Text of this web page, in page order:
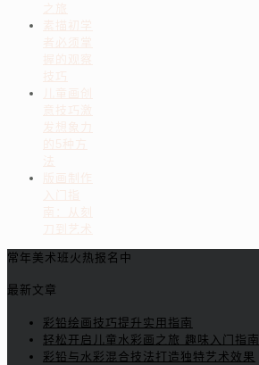
之旅
素描初学
者必须掌
握的观察
技巧
儿童画创
意技巧激
发想象力
的5种方
法
版画制作
入门指
南：从刻
刀到艺术
常年美术班火热报名中
最新文章
彩铅绘画技巧提升实用指南
轻松开启儿童水彩画之旅 趣味入门指南
彩铅与水彩混合技法打造独特艺术效果